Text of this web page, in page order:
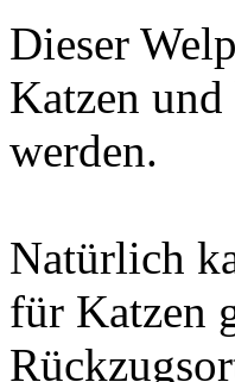
Dieser
Katzen
werden.
Natürlich
für Katzen